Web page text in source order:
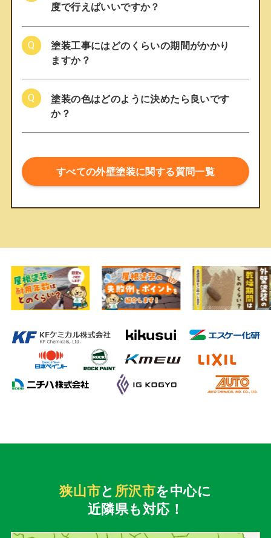
度で行えばいいですか？
塗装工事にはどのくらいの期間がかかり
ますか？
塗装の色はどのように決めたら良いです
か？
すべての外壁塗装に関する質問一覧
狭山市と 所沢市を中心に
近隣県も対応！